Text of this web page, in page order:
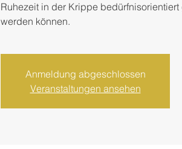
Ruhezeit in der Krippe bedürfnisorientiert
werden können.
Anmeldung abgeschlossen
Veranstaltungen ansehen